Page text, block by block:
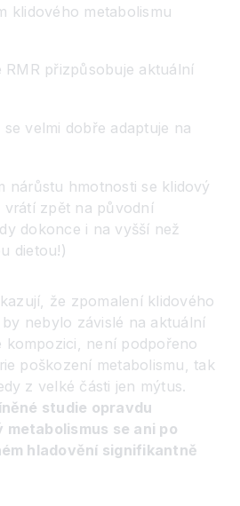
klidového metabolismu
RMR přizpůsobuje aktuální
se velmi dobře adaptuje na
nárůstu hmotnosti se klidový
vrátí zpět na původní
dokonce i na vyšší než
dietou!)
že zpomalení klidového
nebylo závislé na aktuální
kompozici, není podpořeno
poškození metabolismu, tak
z velké části jen mýtus.
studie opravdu
metabolismus se ani po
hladovění signifikantně